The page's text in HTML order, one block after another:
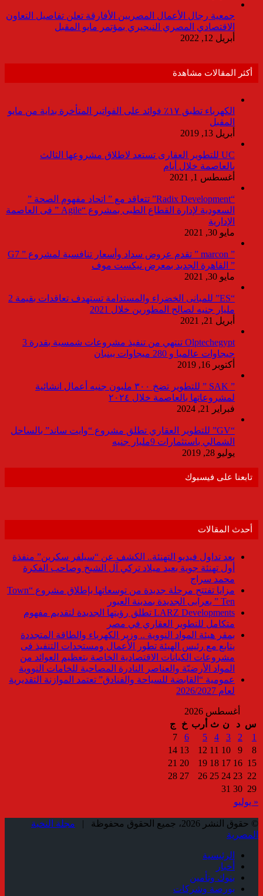
جمعية رجال الأعمال المصريين الأفارقة تعلن تفاصيل التعاون
الاقتصادي المصري النيجيري بمؤتمر مايو المقبل
أبريل 12, 2022
أكثر المقالات مشاهدة
الكهرباء تطبق ١٧٪ فوائد على الفواتير المتأخرة بداية من مايو
المقبل
أبريل 13, 2019
UC للتطوير العقارى تستعد لاطلاق مشروعها الثالث
بالعاصمة خلال أيام
أغسطس 1, 2021
“Radix Development” تتعاقد مع ” اتحاد مفهوم الصحة ”
السعودية لإدارة القطاع الطبى بمشروع “Agile ” فى العاصمة
الإدارية
مايو 30, 2021
” marcon ” تقدم عروض سداد وأسعار تنافسية لمشروع ” G7
” القاهرة الجديد بمعرض نيكست موف
مايو 30, 2021
“ES” للمبانى الخضراء والمستدامة تستهدف تعاقدات بقيمة 2
مليار جنيه لصالح المطورين خلال 2021
أبريل 21, 2021
Olptechegypt تنتهي من تنفيذ مشروعات شمسية بقدرة 3
جيجاوات عالميا و 280 ميجاوات ببنبان
أكتوبر 16, 2019
” SAK ” للتطوير تضخ ٣٠٠ مليون جنيه أعمال انشائية
لمشروعاتها بالعاصمة خلال ٢٠٢٤
فبراير 21, 2024
“GV” للتطوير العقاري تطلق مشروع “وايت ساند” بالساحل
الشمالي باستثمارات 9مليار جنيه
يوليو 28, 2019
تابعنا على فيسبوك
أحدث المقالات
بعد تداول فيديو التهنئة.. الكشف عن “سيلفر سكرين” منفذة
أول تهنئة جوية بعيد ميلاد تركي آل الشيخ وصاحب الفكرة
محمد سراج
مزايا تفتتح مرحلة جديدة من توسعاتها بإطلاق مشروع “Town
Ten ” بعرابى الجديدة بمدينة العبور
LARZ Developments تطلق رؤيتها الجديدة لتقديم مفهوم
متكامل للتطوير العقاري في مصر
بمقر هيئة المواد النووية .. وزير الكهرباء والطاقة المتجددة
يتابع مع رئيس الهيئة تطور الأعمال ومستجدات التنفيذ فى
مشروعات الكيانات الاقتصادية الخاصة بتعظيم العوائد من
المواد الأرضيّة والعناصر النادرة المصاحبة للخامات النووية
عمومية “القابضة للسياحة والفنادق” تعتمد الموازنة التقديرية
لعام 2026/2027
أغسطس 2026
س د ن ث أرب خ
ج
1
2
3
4
5
6
7
8
9
10
11
12
13
14
15
16
17
18
19
20
21
22
23
24
25
26
27
28
29
30
31
« يوليو
© حقوق النشر 2026، جميع الحقوق محفوظة |
مجلة النخبة
المصرية
الرئيسية
أخبار
بنوك وتأمين
بورصة وشركات